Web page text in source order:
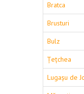
Bratca
Brusturi
Bulz
Țețchea
Lugașu de